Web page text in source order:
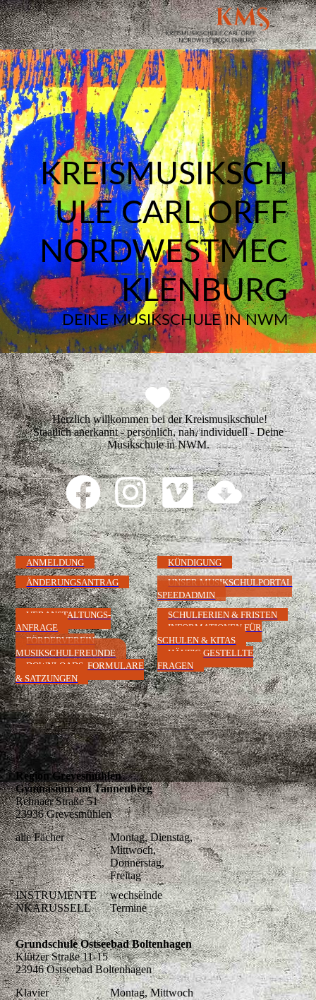
KREISMUSIKSCH
ULE CARL ORFF
NORDWESTMEC
KLENBURG
DEINE MUSIKSCHULE IN NWM
Herzlich willkommen bei der Kreismusikschule!
Staatlich anerkannt - persönlich, nah, individuell - Deine
Musikschule in NWM.
ANMELDUNG
KÜNDIGUNG
ÄNDERUNGSANTRAG
UNSER MUSIKSCHULPORTAL
SPEEDADMIN
VERANSTALTUNGS-
ANFRAGE
FÖRDERVEREIN
MUSIKSCHULFREUNDE
DOWNLOADS, FORMULARE
& SATZUNGEN
SCHULFERIEN & FRISTEN
INFORMATIONEN FÜR
SCHULEN & KITAS
HÄUFIG GESTELLTE
FRAGEN
Region Grevesmühlen
Gymnasium am Tannenberg
Rehnaer Straße 51
23936 Grevesmühlen
alle Fächer
Montag, Dienstag,
Mittwoch,
Donnerstag,
Freitag
INSTRUMENTE
NKARUSSELL
wechselnde
Termine
Grundschule Ostseebad Boltenhagen
Klützer Straße 11-15
23946 Ostseebad Boltenhagen
Klavier
Montag, Mittwoch